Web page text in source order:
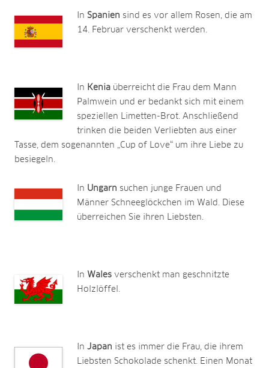
In Spanien sind es vor allem Rosen, die am
14. Februar verschenkt werden.
In Kenia überreicht die Frau dem Mann
Palmwein und er bedankt sich mit einem
speziellen Limetten-Brot. Anschließend
trinken die beiden Verliebten aus einer
Tasse, dem sogenannten „Cup of Love“ um ihre Liebe zu
besiegeln.
In Ungarn suchen junge Frauen und
Männer Schneeglöckchen im Wald. Diese
überreichen Sie ihren Liebsten.
In Wales verschenkt man geschnitzte
Holzlöffel.
In Japan ist es immer die Frau, die ihrem
Liebsten Schokolade schenkt. Einen Monat